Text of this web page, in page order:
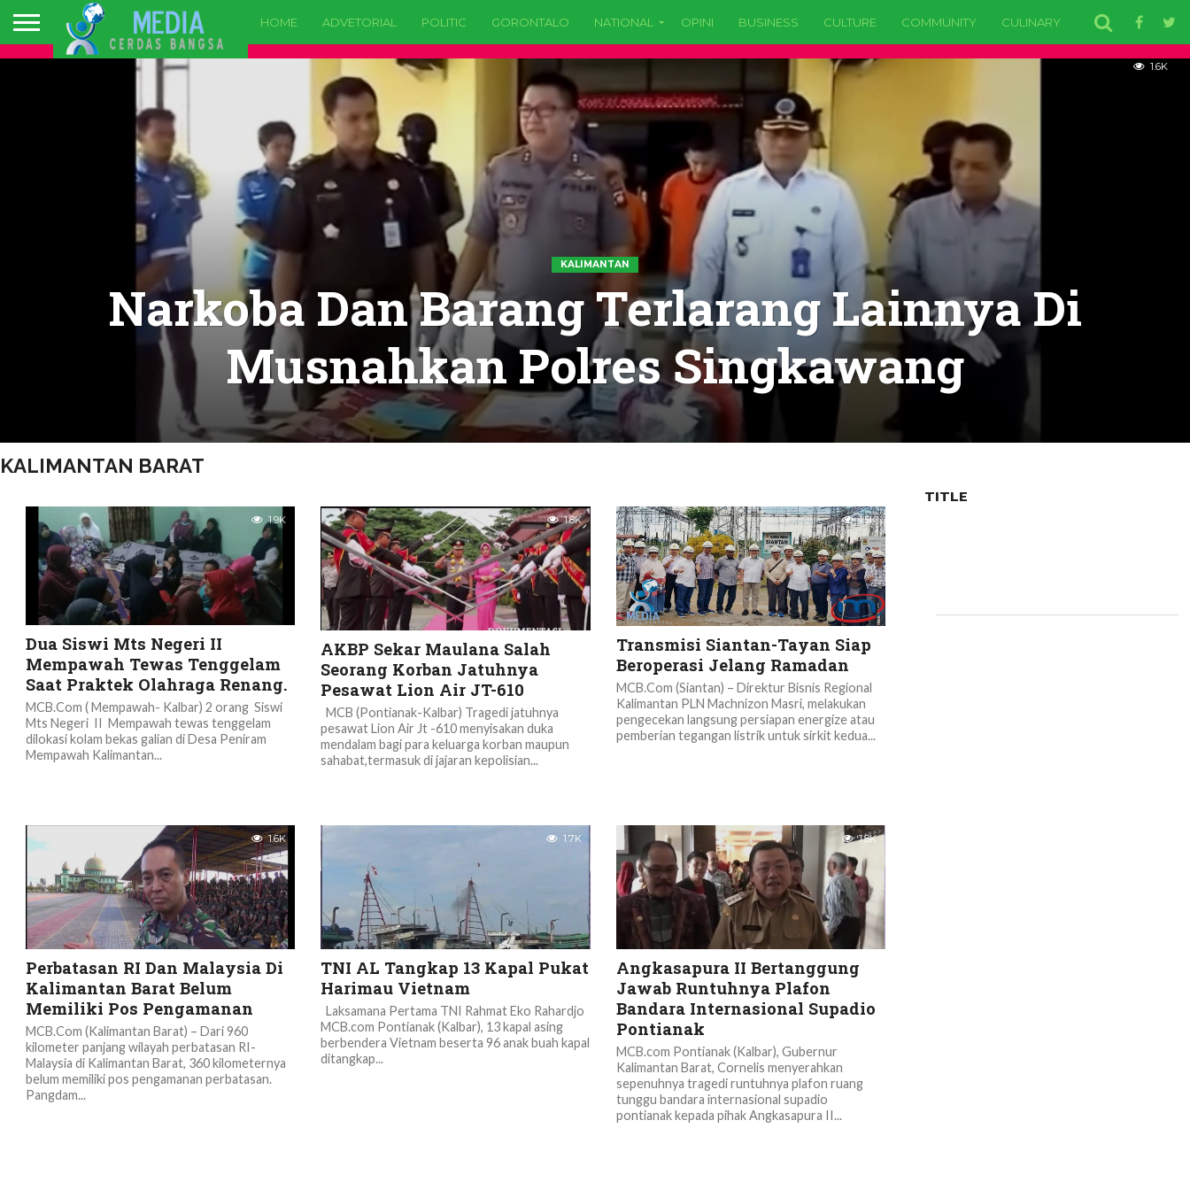
HOME ADVETORIAL POLITIC GORONTALO NATIONAL OPINI BUSINESS CULTURE COMMUNITY CULINARY EDUCATION
KALIMANTAN
Narkoba Dan Barang Terlarang Lainnya Di
Musnahkan Polres Singkawang
1.6K
KALIMANTAN BARAT
1.9K
Dua Siswi Mts Negeri II
Mempawah Tewas Tenggelam
Saat Praktek Olahraga Renang.
MCB.Com ( Mempawah- Kalbar) 2 orang Siswi
Mts Negeri II Mempawah tewas tenggelam
dilokasi kolam bekas galian di Desa Peniram
Mempawah Kalimantan...
1.8K
AKBP Sekar Maulana Salah
Seorang Korban Jatuhnya
Pesawat Lion Air JT-610
MCB (Pontianak-Kalbar) Tragedi jatuhnya
pesawat Lion Air Jt -610 menyisakan duka
mendalam bagi para keluarga korban maupun
sahabat,termasuk di jajaran kepolisian...
1.5K
Transmisi Siantan-Tayan Siap
Beroperasi Jelang Ramadan
MCB.Com (Siantan) – Direktur Bisnis Regional
Kalimantan PLN Machnizon Masri, melakukan
pengecekan langsung persiapan energize atau
pemberian tegangan listrik untuk sirkit kedua...
1.6K
Perbatasan RI Dan Malaysia Di
Kalimantan Barat Belum
Memiliki Pos Pengamanan
MCB.Com (Kalimantan Barat) – Dari 960
kilometer panjang wilayah perbatasan RI-
Malaysia di Kalimantan Barat, 360 kilometernya
belum memiliki pos pengamanan perbatasan.
Pangdam...
1.7K
TNI AL Tangkap 13 Kapal Pukat
Harimau Vietnam
Laksamana Pertama TNI Rahmat Eko Rahardjo
MCB.com Pontianak (Kalbar), 13 kapal asing
berbendera Vietnam beserta 96 anak buah kapal
ditangkap...
1.8K
Angkasapura II Bertanggung
Jawab Runtuhnya Plafon
Bandara Internasional Supadio
Pontianak
MCB.com Pontianak (Kalbar), Gubernur
Kalimantan Barat, Cornelis menyerahkan
sepenuhnya tragedi runtuhnya plafon ruang
tunggu bandara internasional supadio
pontianak kepada pihak Angkasapura II...
TITLE